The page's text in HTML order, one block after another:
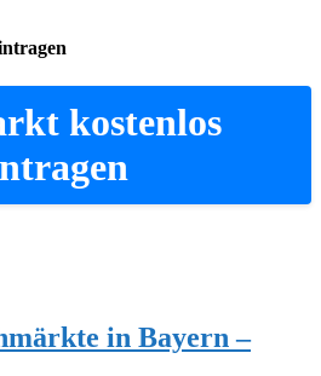
kostenlos
in Bayern –